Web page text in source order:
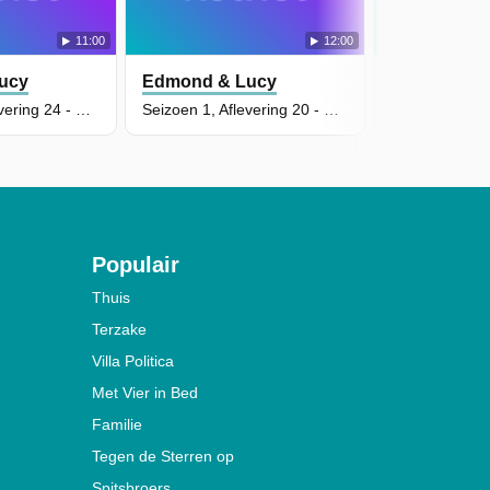
11:00 12:00
Edmond & Lucy
Populair
Thuis
Terzake
Villa Politica
Met Vier in Bed
Familie
Tegen de Sterren op